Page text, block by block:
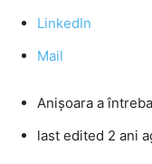
LinkedIn
Mail
Anişoara a
last edited 2 ani